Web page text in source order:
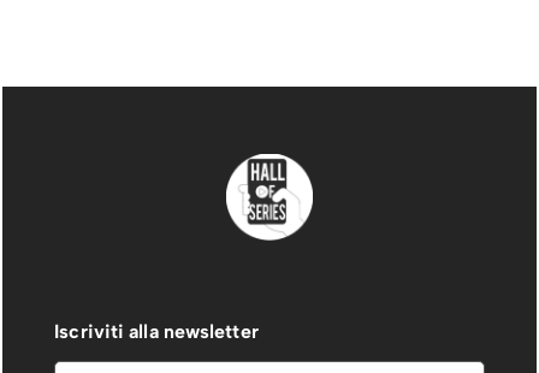
Iscriviti alla newsletter